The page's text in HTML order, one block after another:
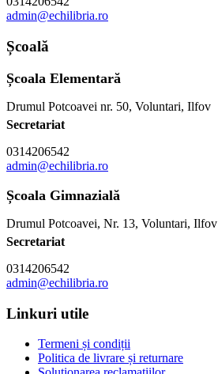
admin@echilibria.ro
Școală
Școala Elementară
Drumul Potcoavei nr. 50, Voluntari, Ilfov
Secretariat
0314206542
admin@echilibria.ro
Școala Gimnazială
Drumul Potcoavei, Nr. 13, Voluntari, Ilfov
Secretariat
0314206542
admin@echilibria.ro
Linkuri utile
Termeni și condiții
Politica de livrare și returnare